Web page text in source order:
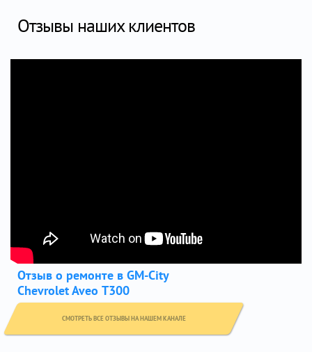
Отзывы наших клиентов
Отзыв о ремонте в GM-City
Chevrolet Aveo Т300
СМОТРЕТЬ ВСЕ ОТЗЫВЫ НА НАШЕМ КАНАЛЕ